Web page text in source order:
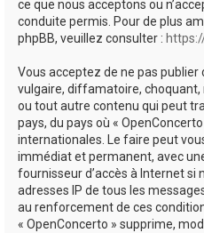
ce que nous acceptons ou
conduite permis. Pour de plus
phpBB, veuillez consulter :
Vous acceptez de ne pas
vulgaire, diffamatoire, choquant,
ou tout autre contenu qui peut
pays, du pays où «
internationales. Le faire peut
immédiat et permanent, avec
fournisseur d’accès à Internet si
adresses IP de tous les
au renforcement de ces
« OpenConcerto » supprime,